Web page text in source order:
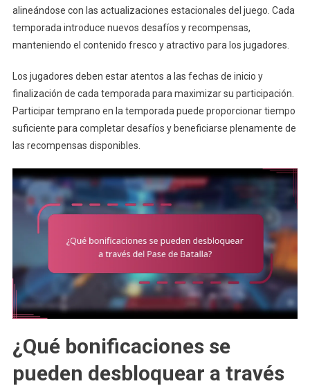
alineándose con las actualizaciones estacionales del juego. Cada
temporada introduce nuevos desafíos y recompensas,
manteniendo el contenido fresco y atractivo para los jugadores.
Los jugadores deben estar atentos a las fechas de inicio y
finalización de cada temporada para maximizar su participación.
Participar temprano en la temporada puede proporcionar tiempo
suficiente para completar desafíos y beneficiarse plenamente de
las recompensas disponibles.
¿Qué bonificaciones se
pueden desbloquear a través